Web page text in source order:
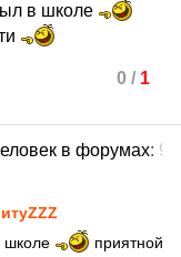
в школе
0 / 1
школе
приятной